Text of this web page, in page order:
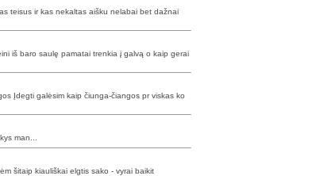
teisus ir kas nekaltas aišku nelabai bet dažnai
iš baro saulę pamatai trenkia į galvą o kaip gerai
Įdegti galėsim kaip čiunga-čiangos pr viskas ko
man...
šitaip kiauliškai elgtis sako - vyrai baikit